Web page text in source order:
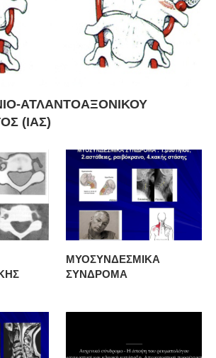
ΑΤΛΑΝΤΟΑΞΟΝΙΚΟΥ
(ΙΑΣ)
ΜΥΟΣΥΝΔΕΣΜΙΚΑ
ΣΥΝΔΡΟΜΑ